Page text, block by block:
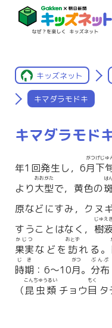
キッズネット
キマダラモドキ
キマダラモド
年1回発生し，6月下
がつげじゅ
より大型
おおがた
で，黄色の
は
原などにすみ，クヌ
すうことはなく， 樹
じゅえき
果実
かじつ
などを 訪
おとず
れる。
時期
じき
：6〜10月
がつ
。 分布
ぶんぷ
（昆虫類
こんちゅうるい
チョウ目
もく